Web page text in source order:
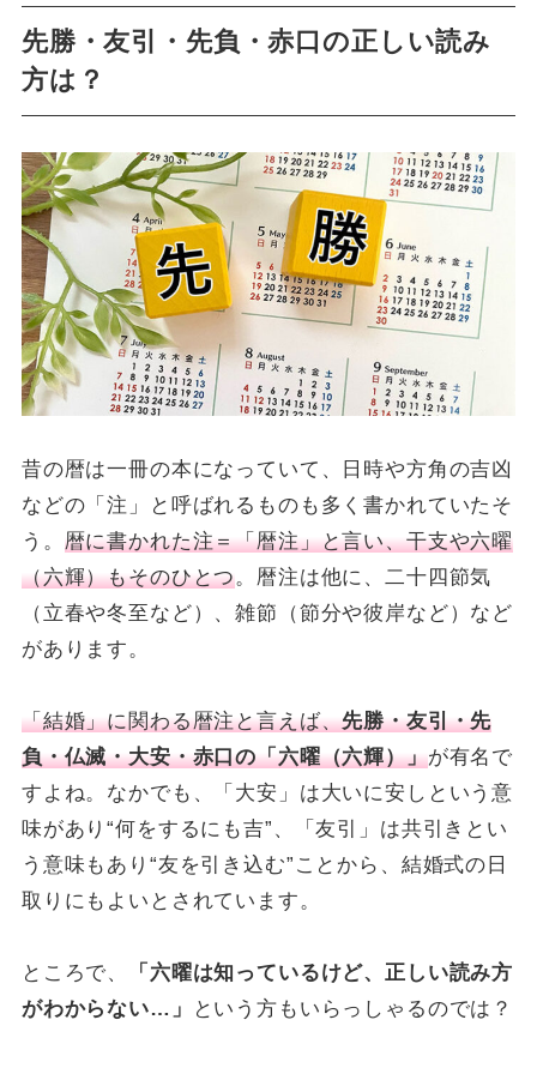
先勝・友引・先負・赤口の正しい読み
方は？
昔の暦は一冊の本になっていて、日時や方角の吉凶
などの「注」と呼ばれるものも多く書かれていたそ
う。 暦に書かれた注＝「暦注」と言い、干支や六曜
（六輝）もそのひとつ。暦注は他に、二十四節気
（立春や冬至など）、雑節（節分や彼岸など）など
があります。
「結婚」に関わる暦注と言えば、先勝・友引・先
負・仏滅・大安・赤口の「六曜（六輝）」が有名で
すよね。なかでも、「大安」は大いに安しという意
味があり“何をするにも吉”、「友引」は共引きとい
う意味もあり“友を引き込む”ことから、結婚式の日
取りにもよいとされています。
ところで、
「六曜は知っているけど、正しい読み方
がわからない…」
という方もいらっしゃるのでは？